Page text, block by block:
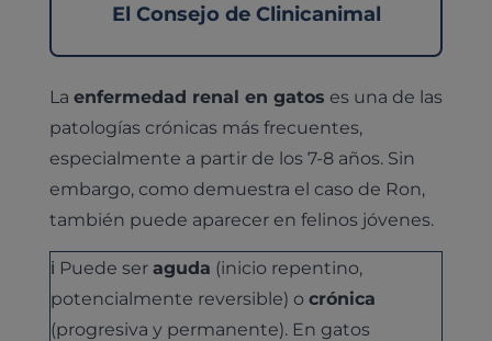
Revisión general y/o geriátrica
Todos los servicios
El Consejo de Clinicanimal
La enfermedad renal en gatos es una de las
patologías crónicas más frecuentes,
especialmente a partir de los 7-8 años. Sin
embargo, como demuestra el caso de Ron,
también puede aparecer en felinos jóvenes.
ℹ️ Puede ser aguda (inicio repentino,
potencialmente reversible) o crónica
(progresiva y permanente). En gatos